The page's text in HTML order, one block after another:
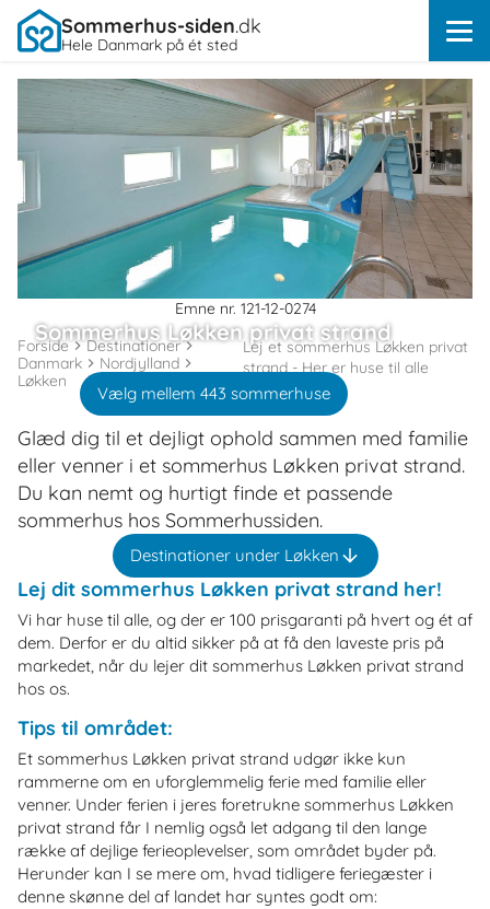
Sommerhus-siden.dk
Hele Danmark på ét sted
Emne nr. 121-12-0274
Sommerhus Løkken privat strand
Vælg mellem 443 sommerhuse
Forside
Destinationer
Danmark
Nordjylland
Løkken
Lej et sommerhus Løkken privat
strand - Her er huse til alle
Glæd dig til et dejligt ophold sammen med familie
eller venner i et sommerhus Løkken privat strand.
Du kan nemt og hurtigt finde et passende
sommerhus hos Sommerhussiden.
Destinationer under Løkken
Lej dit sommerhus Løkken privat strand her!
Vi har huse til alle, og der er 100 prisgaranti på hvert og ét af
dem. Derfor er du altid sikker på at få den laveste pris på
markedet, når du lejer dit sommerhus Løkken privat strand
hos os.
Tips til området:
Et sommerhus Løkken privat strand udgør ikke kun
rammerne om en uforglemmelig ferie med familie eller
venner. Under ferien i jeres foretrukne sommerhus Løkken
privat strand får I nemlig også let adgang til den lange
række af dejlige ferieoplevelser, som området byder på.
Herunder kan I se mere om, hvad tidligere feriegæster i
denne skønne del af landet har syntes godt om: